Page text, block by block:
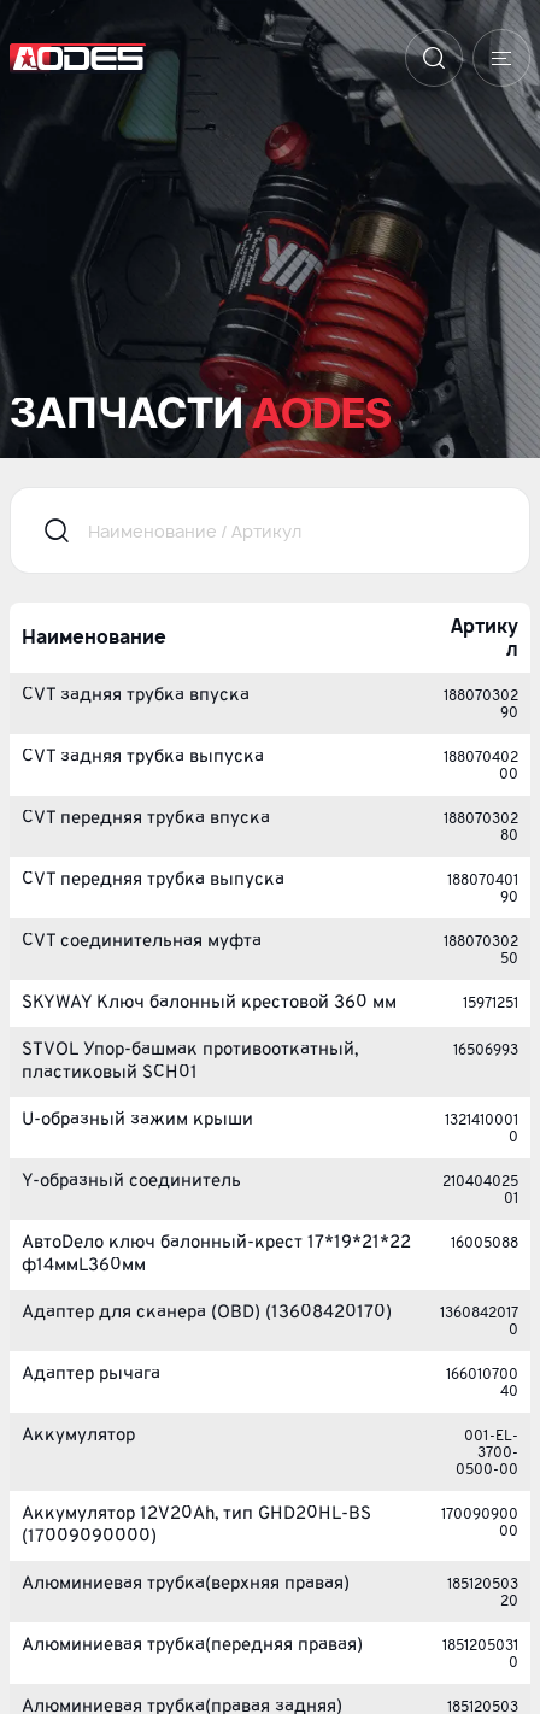
ЗАПЧАСТИAODES
Наименование
Артику
л
CVT задняя трубка впуска
188070302
90
CVT задняя трубка выпуска
188070402
00
CVT передняя трубка впуска
188070302
80
CVT передняя трубка выпуска
188070401
90
CVT соединительная муфта
188070302
50
SKYWAY Ключ балонный крестовой 360 мм 15971251
STVOL Упор-башмак противооткатный,
пластиковый SCH01
16506993
U-образный зажим крыши
1321410001
0
Y-образный соединитель
210404025
01
АвтоDело ключ балонный-крест 17*19*21*22
ф14ммL360мм
16005088
Адаптер для сканера (OBD) (13608420170)
1360842017
0
Адаптер рычага
166010700
40
Аккумулятор
001-EL-
3700-
0500-00
Аккумулятор 12V20Ah, тип GHD20HL-BS
(17009090000)
170090900
00
Алюминиевая трубка(верхняя правая)
185120503
20
Алюминиевая трубка(передняя правая)
1851205031
0
Алюминиевая трубка(правая задняя)
185120503